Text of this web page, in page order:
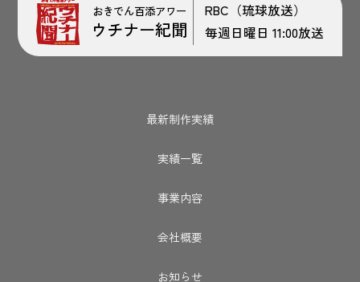
おきでん百添アワー
ウチナー紀聞
RBC（琉球放送）
毎週日曜日 11:00放送
最新制作実績
実績一覧
事業内容
会社概要
お知らせ